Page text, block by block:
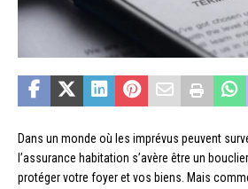
Dans un monde où les imprévus peuvent
l’assurance habitation s’avère être un
protéger votre foyer et vos biens. Mais